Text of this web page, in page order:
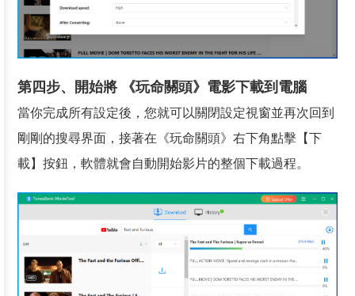
第四步、開始將 《玩命關頭》電影下載到電腦
當你完成所有設定後，您就可以關閉設定視窗並再次回到
剛剛的搜尋界面，接著在《玩命關頭》右下角點擊【下
載】按鈕，軟體就會自動開始影片的整個下載過程。